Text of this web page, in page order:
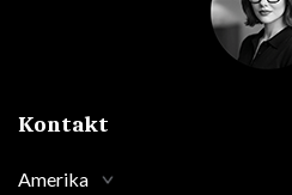
Kontakt
Amerika